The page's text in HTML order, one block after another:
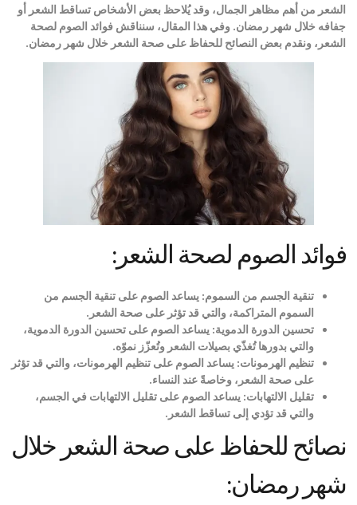
الشعر من أهم مظاهر الجمال، وقد يُلاحظ بعض الأشخاص تساقط الشعر أو
جفافه خلال شهر رمضان. وفي هذا المقال، سنناقش فوائد الصوم لصحة
الشعر، ونقدم بعض النصائح للحفاظ على صحة الشعر خلال شهر رمضان.
فوائد الصوم لصحة الشعر:
تنقية الجسم من السموم: يساعد الصوم على تنقية الجسم من
السموم المتراكمة، والتي قد تؤثر على صحة الشعر .
تحسين الدورة الدموية: يساعد الصوم على تحسين الدورة الدموية،
والتي بدورها تُغذّي بصيلات الشعر وتُعزّز نموّه.
تنظيم الهرمونات: يساعد الصوم على تنظيم الهرمونات، والتي قد تؤثر
على صحة الشعر، وخاصةً عند النساء.
تقليل الالتهابات: يساعد الصوم على تقليل الالتهابات في الجسم،
والتي قد تؤدي إلى تساقط الشعر .
نصائح للحفاظ على صحة الشعر خلال
شهر رمضان: